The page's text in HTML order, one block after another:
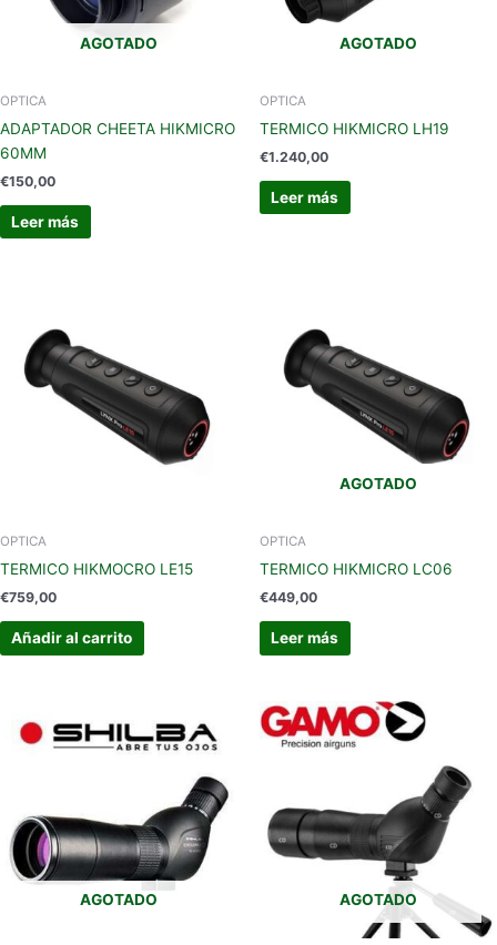
AGOTADO
OPTICA
ADAPTADOR CHEETA HIKMICRO
60MM
€150,00
Leer más
AGOTADO
OPTICA
TERMICO HIKMICRO LH19
€1.240,00
Leer más
OPTICA
TERMICO HIKMOCRO LE15
€759,00
Añadir al carrito
AGOTADO
OPTICA
TERMICO HIKMICRO LC06
€449,00
Leer más
AGOTADO AGOTADO